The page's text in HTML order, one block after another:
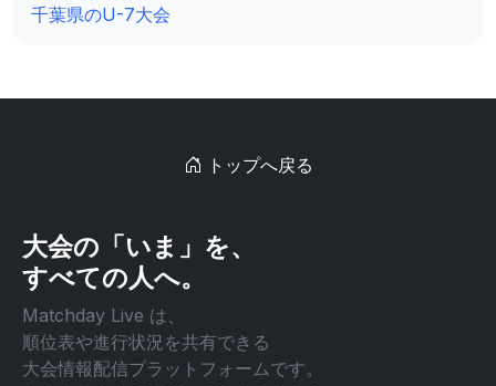
千葉県のU-7大会
トップへ戻る
大会の「いま」を、
すべての人へ。
Matchday Live は、
順位表や進行状況を共有できる
大会情報配信プラットフォームです。